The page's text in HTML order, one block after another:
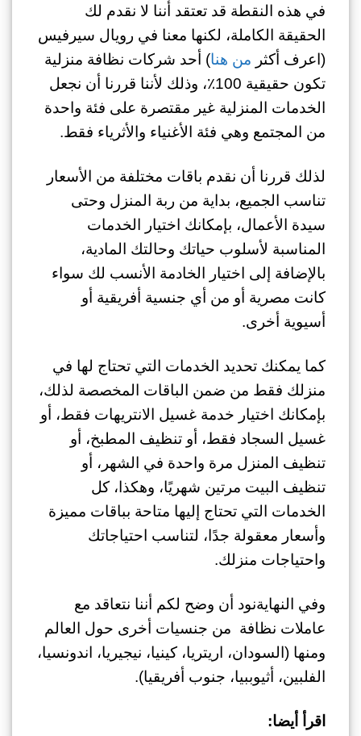
في هذه النقطة قد تعتقد أننا لا نقدم لك
الحقيقة الكاملة، لكنها معنا في رويال سيرفيس
(اعرف أكثر من هنا) أحد شركات نظافة منزلية
تكون حقيقية 100٪، وذلك لأننا قررنا أن نجعل
الخدمات المنزلية غير مقتصرة على فئة واحدة
من المجتمع وهي فئة الأغنياء والأثرياء فقط.
لذلك قررنا أن نقدم باقات مختلفة من الأسعار
تناسب الجميع، بداية من ربة المنزل وحتى
سيدة الأعمال، بإمكانك اختيار الخدمات
المناسبة لأسلوب حياتك وحالتك المادية،
بالإضافة إلى اختيار الخادمة الأنسب لك سواء
كانت مصرية أو من أي جنسية أفريقية أو
أسيوية أخرى.
كما يمكنك تحديد الخدمات التي تحتاج لها في
منزلك فقط من ضمن الباقات المخصصة لذلك،
بإمكانك اختيار خدمة غسيل الانتريهات فقط، أو
غسيل السجاد فقط، أو تنظيف المطبخ، أو
تنظيف المنزل مرة واحدة في الشهر، أو
تنظيف البيت مرتين شهريًا، وهكذا، كل
الخدمات التي تحتاج إليها متاحة بباقات مميزة
وأسعار معقولة جدًا، لتناسب احتياجاتك
واحتياجات منزلك.
وفي النهايةنود أن وضح لكم أننا نتعاقد مع
عاملات نظافة من جنسيات أخرى حول العالم
ومنها (السودان، اريتريا، كينيا، نيجيريا، اندونسيا،
الفلبين، أثيوببيا، جنوب أفريقيا).
اقرأ أيضا: